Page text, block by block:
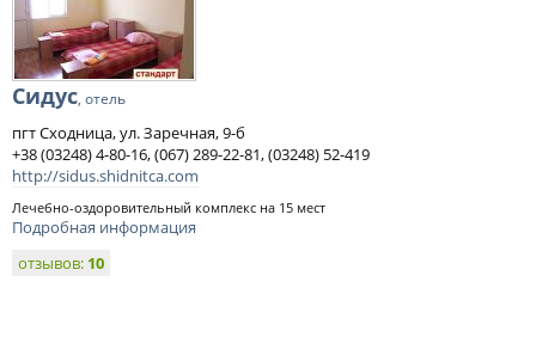
Сидус, отель
пгт Сходница, ул. Заречная, 9-б
+38 (03248) 4-80-16, (067) 289-22-81, (03248) 52-419
http://sidus.shidnitca.com
Лечебно-оздоровительный комплекс на 15 мест
Подробная информация
отзывов: 10